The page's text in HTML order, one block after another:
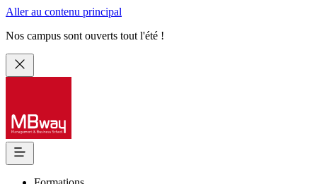
Aller au contenu principal
Nos campus sont ouverts tout l'été !